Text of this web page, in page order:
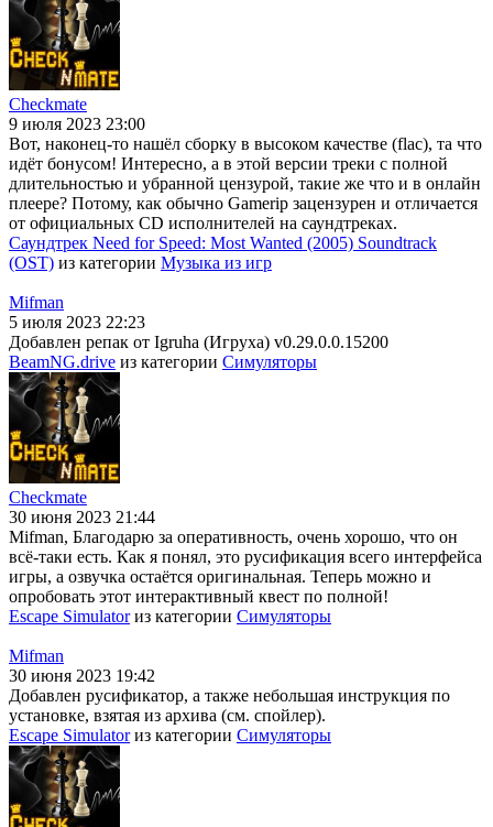
Checkmate
9 июля 2023 23:00
Вот, наконец-то нашёл сборку в высоком качестве (flac), та что
идёт бонусом! Интересно, а в этой версии треки с полной
длительностью и убранной цензурой, такие же что и в онлайн
плеере? Потому, как обычно Gamerip зацензурен и отличается
от официальных CD исполнителей на саундтреках.
Саундтрек Need for Speed: Most Wanted (2005) Soundtrack
(OST) из категории Музыка из игр
Mifman
5 июля 2023 22:23
Добавлен репак от Igruha (Игруха) v0.29.0.0.15200
BeamNG.drive из категории Симуляторы
Checkmate
30 июня 2023 21:44
Mifman, Благодарю за оперативность, очень хорошо, что он
всё-таки есть. Как я понял, это русификация всего интерфейса
игры, а озвучка остаётся оригинальная. Теперь можно и
опробовать этот интерактивный квест по полной!
Escape Simulatorиз категории Симуляторы
Mifman
30 июня 2023 19:42
Добавлен русификатор, а также небольшая инструкция по
установке, взятая из архива (см. спойлер).
Escape Simulatorиз категории Симуляторы